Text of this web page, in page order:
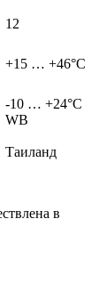
12
+15 … +46°C
-10 … +24°C
WB
Таиланд
в